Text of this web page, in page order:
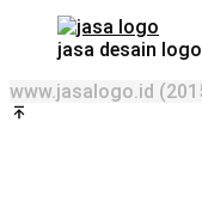
jasa desain logo
www.jasalogo.id